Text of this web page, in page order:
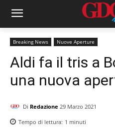
Breaking News Nuove Aperture
Aldi fa il tris a
una nuova
Di Redazione 29 Marzo 2021
Tempo di lettura: 1 minuti